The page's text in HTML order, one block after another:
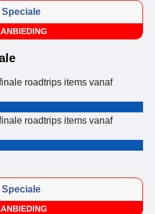
Speciale
roadtrips items vanaf
roadtrips items vanaf
Speciale